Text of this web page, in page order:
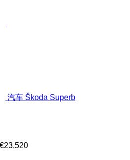
汽车 Škoda Superb